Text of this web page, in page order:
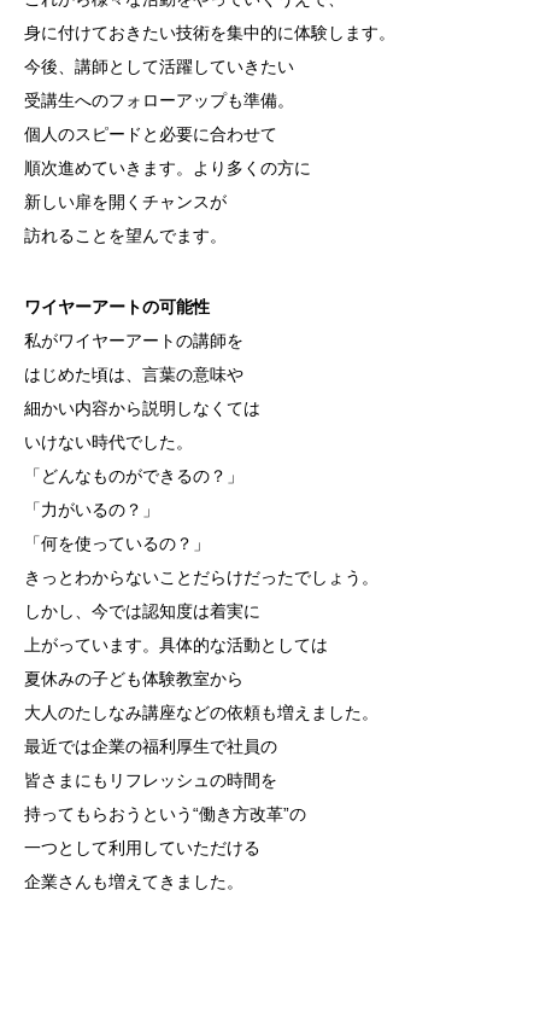
身に付けておきたい技術を集中的に体験します。
今後、講師として活躍していきたい
受講生へのフォローアップも準備。
個人のスピードと必要に合わせて
順次進めていきます。より多くの方に
新しい扉を開くチャンスが
訪れることを望んでます。
ワイヤーアートの可能性
私がワイヤーアートの講師を
はじめた頃は、言葉の意味や
細かい内容から説明しなくては
いけない時代でした。
「どんなものができるの？」
「力がいるの？」
「何を使っているの？」
きっとわからないことだらけだったでしょう。
しかし、今では認知度は着実に
上がっています。具体的な活動としては
夏休みの子ども体験教室から
大人のたしなみ講座などの依頼も増えました。
最近では企業の福利厚生で社員の
皆さまにもリフレッシュの時間を
持ってもらおうという“働き方改革”の
一つとして利用していただける
企業さんも増えてきました。